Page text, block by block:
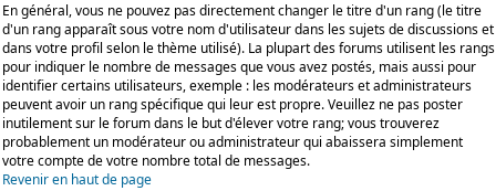
En général, vous ne pouvez pas directement changer le titre d'un rang (le titre
d'un rang apparaît sous votre nom d'utilisateur dans les sujets de discussions et
dans votre profil selon le thème utilisé). La plupart des forums utilisent les rangs
pour indiquer le nombre de messages que vous avez postés, mais aussi pour
identifier certains utilisateurs, exemple : les modérateurs et administrateurs
peuvent avoir un rang spécifique qui leur est propre. Veuillez ne pas poster
inutilement sur le forum dans le but d'élever votre rang; vous trouverez
probablement un modérateur ou administrateur qui abaissera simplement
votre compte de votre nombre total de messages.
Revenir en haut de page